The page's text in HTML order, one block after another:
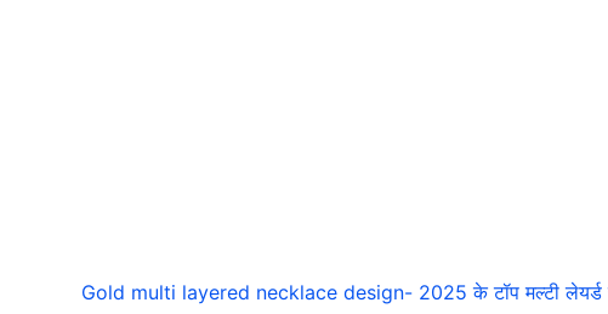
Gold multi layered necklace design- 2025 के टॉप मल्टी लेयर्ड